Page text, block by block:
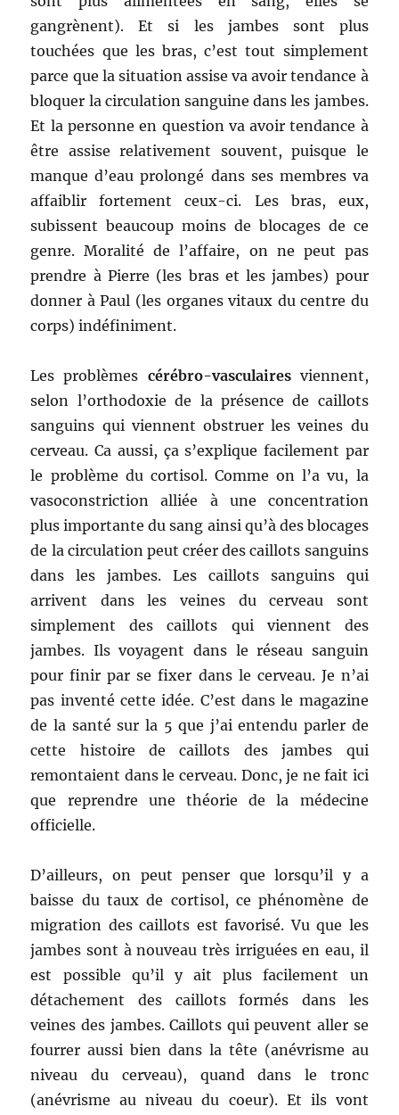
gangrènent). Et si les jambes sont plus
touchées que les bras, c’est tout simplement
parce que la situation assise va avoir tendance à
bloquer la circulation sanguine dans les jambes.
Et la personne en question va avoir tendance à
être assise relativement souvent, puisque le
manque d’eau prolongé dans ses membres va
affaiblir fortement ceux-ci. Les bras, eux,
subissent beaucoup moins de blocages de ce
genre. Moralité de l’affaire, on ne peut pas
prendre à Pierre (les bras et les jambes) pour
donner à Paul (les organes vitaux du centre du
corps) indéfiniment.
Les problèmes cérébro-vasculairesviennent,
selon l’orthodoxie de la présence de caillots
sanguins qui viennent obstruer les veines du
cerveau. Ca aussi, ça s’explique facilement par
le problème du cortisol. Comme on l’a vu, la
vasoconstriction alliée à une concentration
plus importante du sang ainsi qu’à des blocages
de la circulation peut créer des caillots sanguins
dans les jambes. Les caillots sanguins qui
arrivent dans les veines du cerveau sont
simplement des caillots qui viennent des
jambes. Ils voyagent dans le réseau sanguin
pour finir par se fixer dans le cerveau. Je n’ai
pas inventé cette idée. C’est dans le magazine
de la santé sur la 5 que j’ai entendu parler de
cette histoire de caillots des jambes qui
remontaient dans le cerveau. Donc, je ne fait ici
que reprendre une théorie de la médecine
officielle.
D’ailleurs, on peut penser que lorsqu’il y a
baisse du taux de cortisol, ce phénomène de
migration des caillots est favorisé. Vu que les
jambes sont à nouveau très irriguées en eau, il
est possible qu’il y ait plus facilement un
détachement des caillots formés dans les
veines des jambes. Caillots qui peuvent aller se
fourrer aussi bien dans la tête (anévrisme au
niveau du cerveau), quand dans le tronc
(anévrisme au niveau du coeur). Et ils vont